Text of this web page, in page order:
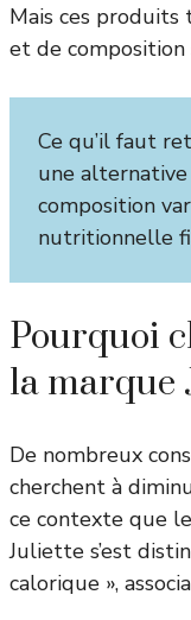
Mais ces
et de
Ce qu’il faut
une
composition
nutritionnelle
Pourquoi
la marque
De nombreux
cherchent à
ce contexte que
Juliette s’est
calorique »,